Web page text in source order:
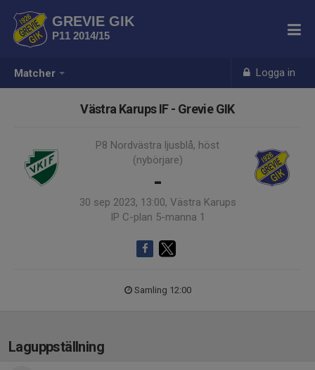
Matcher Logga in
GREVIE GIK
P11 2014/15
Västra Karups IF - Grevie GIK
P8 Nordvästra ljusblå, höst
(nybörjare)
-
30 sep 2023, 13:00, Västra Karups
IP C-plan 5-manna 1
Samling 12:00
Laguppställning